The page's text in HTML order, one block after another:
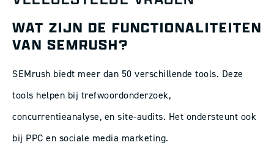
WAT ZIJN DE FUNCTIONALITEITEN
VAN SEMRUSH?
SEMrush biedt meer dan 50 verschillende tools. Deze
tools helpen bij trefwoordonderzoek,
concurrentieanalyse, en site-audits. Het ondersteunt ook
bij PPC en sociale media marketing.